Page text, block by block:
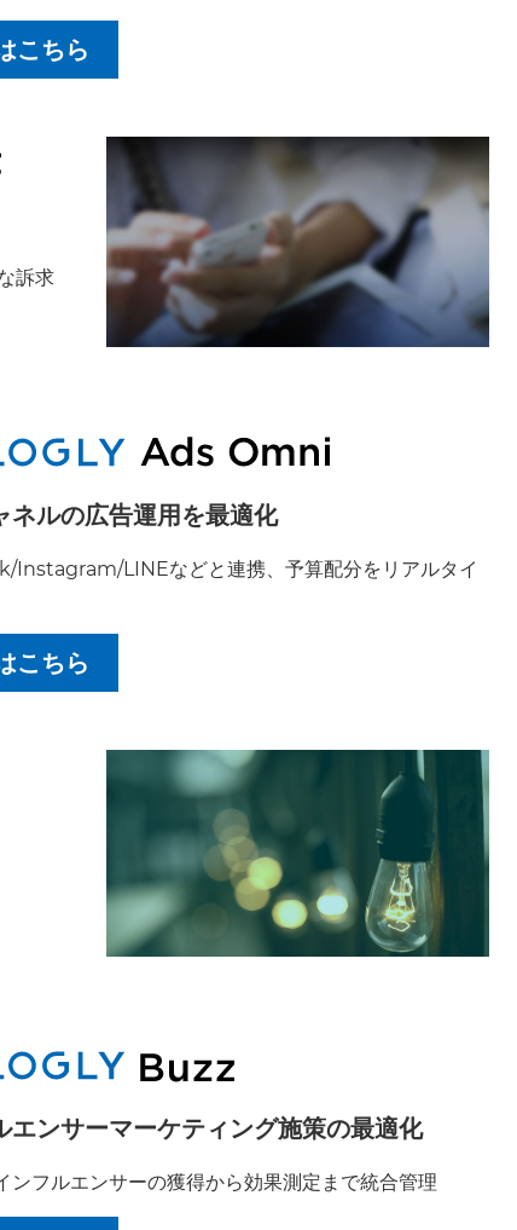
こちら
訴求
ネルの広告運用を最適化
Instagram/LINEなどと連携、予算配分をリアルタイ
こちら
エンサーマーケティング施策の最適化
ンフルエンサーの獲得から効果測定まで統合管理